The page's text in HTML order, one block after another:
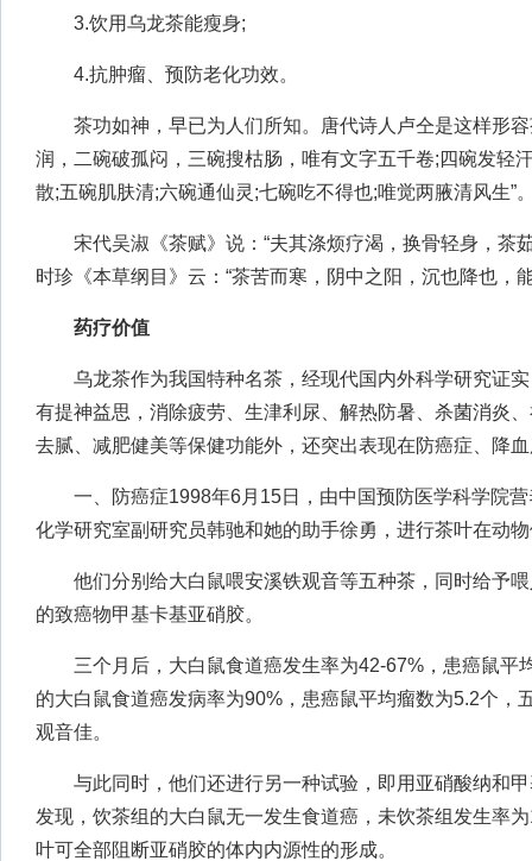
3.饮用乌龙茶能瘦身;
4.抗肿瘤、预防老化功效。
茶功如神，早已为人们所知。唐代诗人卢仝是这样形容
润，二碗破孤闷，三碗搜枯肠，唯有文字五千卷;四碗发轻
散;五碗肌肤清;六碗通仙灵;七碗吃不得也;唯觉两腋清风生”
宋代吴淑《茶赋》说：“夫其涤烦疗渴，换骨轻身，茶
时珍《本草纲目》云：“茶苦而寒，阴中之阳，沉也降也，
药疗价值
乌龙茶作为我国特种名茶，经现代国内外科学研究证实
有提神益思，消除疲劳、生津利尿、解热防暑、杀菌消炎
去腻、减肥健美等保健功能外，还突出表现在防癌症、降
一、防癌症1998年6月15日，由中国预防医学科学院营
化学研究室副研究员韩驰和她的助手徐勇，进行茶叶在动
他们分别给大白鼠喂安溪铁观音等五种茶，同时给予喂
的致癌物甲基卡基亚硝胶。
三个月后，大白鼠食道癌发生率为42-67%，患癌鼠平
的大白鼠食道癌发病率为90%，患癌鼠平均瘤数为5.2个，
观音佳。
与此同时，他们还进行另一种试验，即用亚硝酸纳和甲
发现，饮茶组的大白鼠无一发生食道癌，未饮茶组发生率
叶可全部阻断亚硝胶的体内内源性的形成。